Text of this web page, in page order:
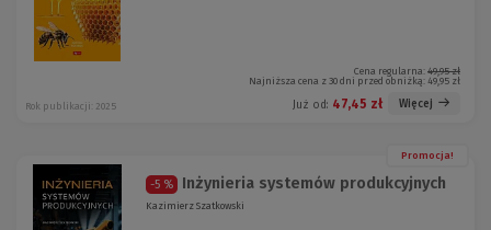
Cena regularna: 49,95 zł
Najniższa cena z 30 dni przed obniżką: 49,95 zł
Już od: 47,45 zł Więcej
Rok publikacji: 2025
Promocja!
-5 % Inżynieria systemów produkcyjnych
Kazimierz Szatkowski